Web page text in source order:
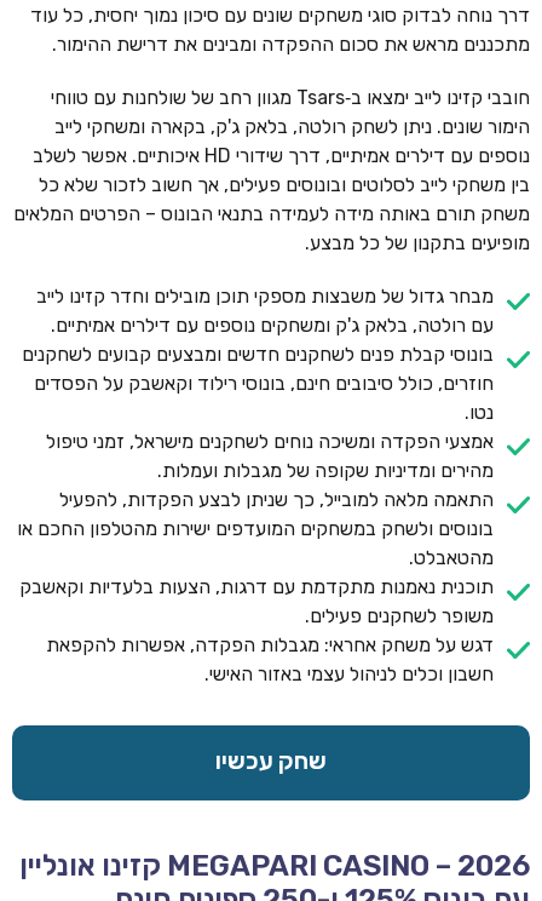
דרך נוחה לבדוק סוגי משחקים שונים עם סיכון נמוך יחסית, כל עוד
מתכננים מראש את סכום ההפקדה ומבינים את דרישת ההימור.
חובבי קזינו לייב ימצאו ב‑Tsars מגוון רחב של שולחנות עם טווחי
הימור שונים. ניתן לשחק רולטה, בלאק ג'ק, בקארה ומשחקי לייב
נוספים עם דילרים אמיתיים, דרך שידורי HD איכותיים. אפשר לשלב
בין משחקי לייב לסלוטים ובונוסים פעילים, אך חשוב לזכור שלא כל
משחק תורם באותה מידה לעמידה בתנאי הבונוס – הפרטים המלאים
מופיעים בתקנון של כל מבצע.
מבחר גדול של משבצות מספקי תוכן מובילים וחדר קזינו לייב
עם רולטה, בלאק ג'ק ומשחקים נוספים עם דילרים אמיתיים.
בונוסי קבלת פנים לשחקנים חדשים ומבצעים קבועים לשחקנים
חוזרים, כולל סיבובים חינם, בונוסי רילוד וקאשבק על הפסדים
נטו.
אמצעי הפקדה ומשיכה נוחים לשחקנים מישראל, זמני טיפול
מהירים ומדיניות שקופה של מגבלות ועמלות.
התאמה מלאה למובייל, כך שניתן לבצע הפקדות, להפעיל
בונוסים ולשחק במשחקים המועדפים ישירות מהטלפון החכם או
מהטאבלט.
תוכנית נאמנות מתקדמת עם דרגות, הצעות בלעדיות וקאשבק
משופר לשחקנים פעילים.
דגש על משחק אחראי: מגבלות הפקדה, אפשרות להקפאת
חשבון וכלים לניהול עצמי באזור האישי.
שחק עכשיו
MEGAPARI CASINO – 2026 קזינו אונליין